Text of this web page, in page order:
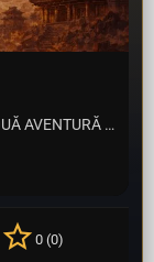
⚔️ METIN2 NEORIA — UN NOU DESTIN, O NOUĂ AVENTURĂ ⚔️ Ești gata să îți scrii propria legendă? Metin2 Neoria…
0 (0)